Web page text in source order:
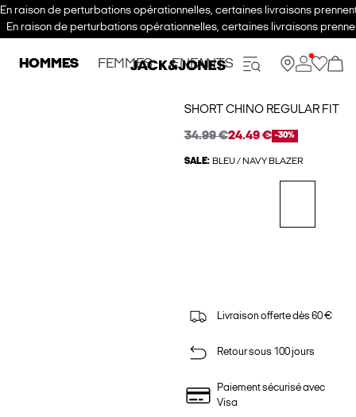
En raison de perturbations opérationnelles, certaines livraisons
En raison de perturbations opérationnelles, certaines livraisons
HOMMES FEMMES ENFANTS
SHORT CHINO REGULAR FIT
34.99 €24.49 € -30%
SALE: BLEU / NAVY BLAZER
Livraison offerte dès 60 €
Retour sous 100 jours
Paiement sécurisé avec
Visa